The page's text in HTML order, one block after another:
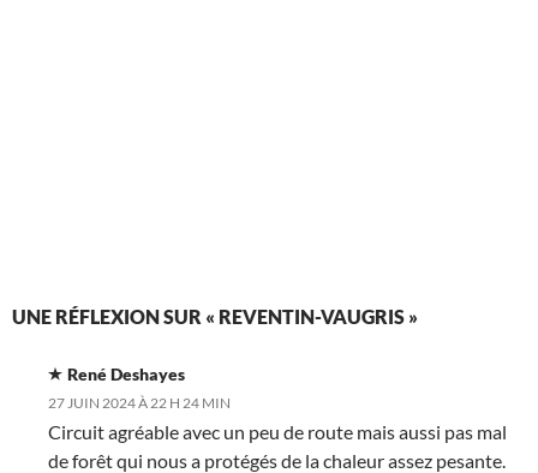
UNE RÉFLEXION SUR « REVENTIN-VAUGRIS »
René Deshayes
27 JUIN 2024 À 22 H 24 MIN
Circuit agréable avec un peu de route mais aussi pas mal
de forêt qui nous a protégés de la chaleur assez pesante.